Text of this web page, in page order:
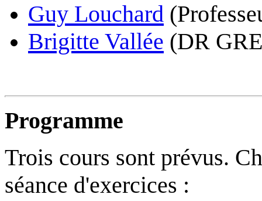
Guy Louchard
Brigitte Vallée (DR
Programme
Trois cours sont prévus.
séance d'exercices :